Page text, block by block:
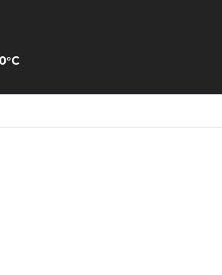
°C